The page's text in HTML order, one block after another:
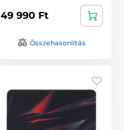
49 990 Ft
Összehasonlítás